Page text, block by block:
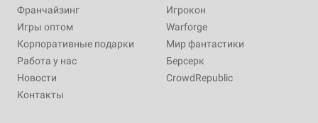
Франчайзинг
Игры оптом
Корпоративные подарки
Работа у нас
Новости
Контакты
Игрокон
Warforge
Мир фантастики
Берсерк
CrowdRepublic